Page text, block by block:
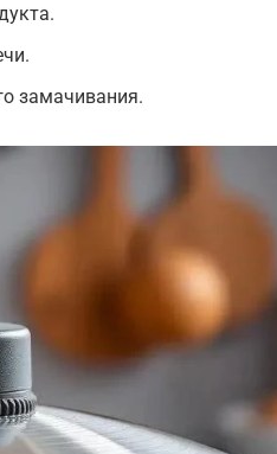
замачивания.